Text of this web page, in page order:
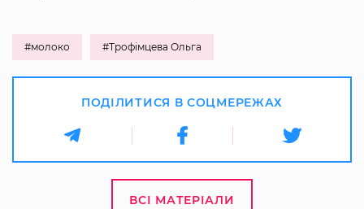
#молоко #Трофімцева Ольга
ПОДІЛИТИСЯ В СОЦМЕРЕЖАХ
ВСІ МАТЕРІАЛИ